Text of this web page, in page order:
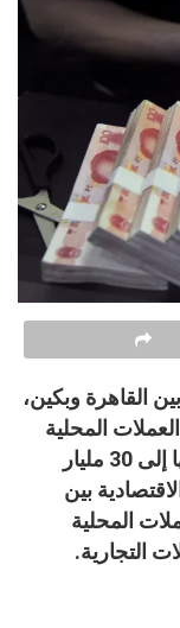
القاهرة وبكين،
المحلية
لمدة ثلاث سنوات إضافية مع زيادة قيمتها إلى 30 مليار
بين
المحلية
التجارية.